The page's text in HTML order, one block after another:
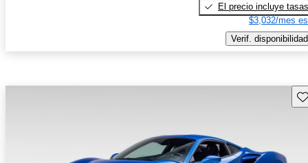
El precio incluye tasas
$3,032/mes
Verif. disponibilidad